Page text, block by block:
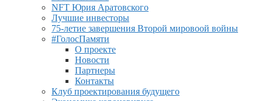
NFT Юрия Аратовского
Лучшие инвесторы
75-летие завершения Второй мировоой войны
#ГолосПамяти
О проекте
Новости
Партнеры
Контакты
Клуб проектирования будущего